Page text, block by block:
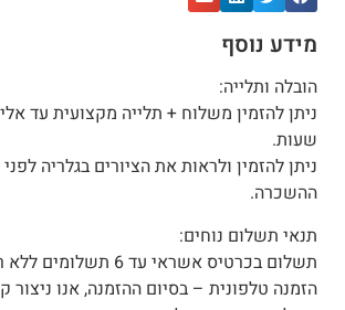
מידע נוסף
הובלה ותלייה:
שעות.
ניתן להזמין ולראות את הציורים בגלריה
ההשכרה.
תנאי תשלום נוחים:
תשלום בכרטיס אשראי עד 6 תשלומים ללא ריבית.
הזמנה טלפונית – בסיום ההזמנה, אנו